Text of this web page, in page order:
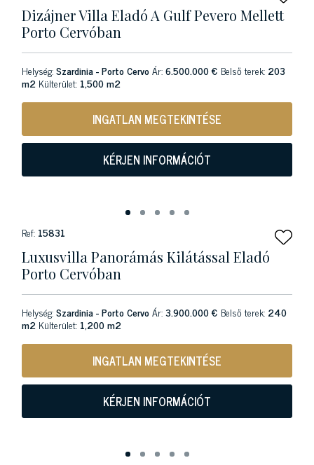
Dizájner Villa Eladó A Gulf Pevero Mellett
Porto Cervóban
Helység:Szardinia - Porto CervoÁr:6.500.000 € Belső terek: 203
m2 Külterület: 1,500 m2
INGATLAN MEGTEKINTÉSE
KÉRJEN INFORMÁCIÓT
Ref: 15831
Luxusvilla Panorámás Kilátással Eladó
Porto Cervóban
Helység:Szardinia - Porto CervoÁr:3.900.000 € Belső terek: 240
m2 Külterület: 1,200 m2
INGATLAN MEGTEKINTÉSE
KÉRJEN INFORMÁCIÓT